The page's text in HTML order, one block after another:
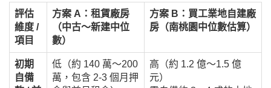
評估
維度 /
項目
方案 A：租賃廠房
（中古～新建中位
數）
方案 B：買工業地自建廠
房（南桃園中位數估算）
初期
自備
低（約 140 萬～200
萬，包含 2-3 個月押
高（約 1.2 億～1.5 億
元）